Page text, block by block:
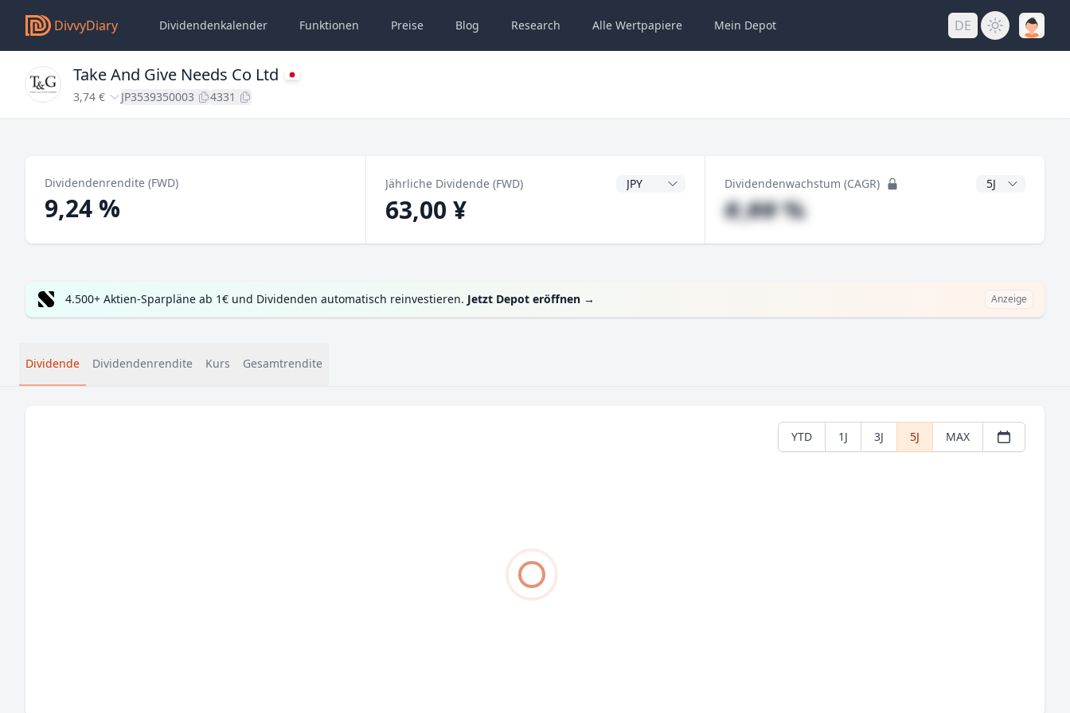
DivvyDiary Dividendenkalender Funktionen Preise Blog Research Alle Wertpapiere Mein Depot DE
Take And Give Needs Co Ltd
3,74 € JP3539350003 4331
Dividendenrendite (FWD)
9,24 %
Jährliche Dividende (FWD) Dividendenwährung
63,00 ¥
Dividendenwachstum (CAGR) CAGR Jahre
#,## %
4.500+ Aktien-Sparpläne ab 1€ und Dividenden automatisch reinvestieren. Jetzt Depot eröffnen → Anzeige
Dividende Dividendenrendite Kurs Gesamtrendite
YTD 1J 3J 5J MAX